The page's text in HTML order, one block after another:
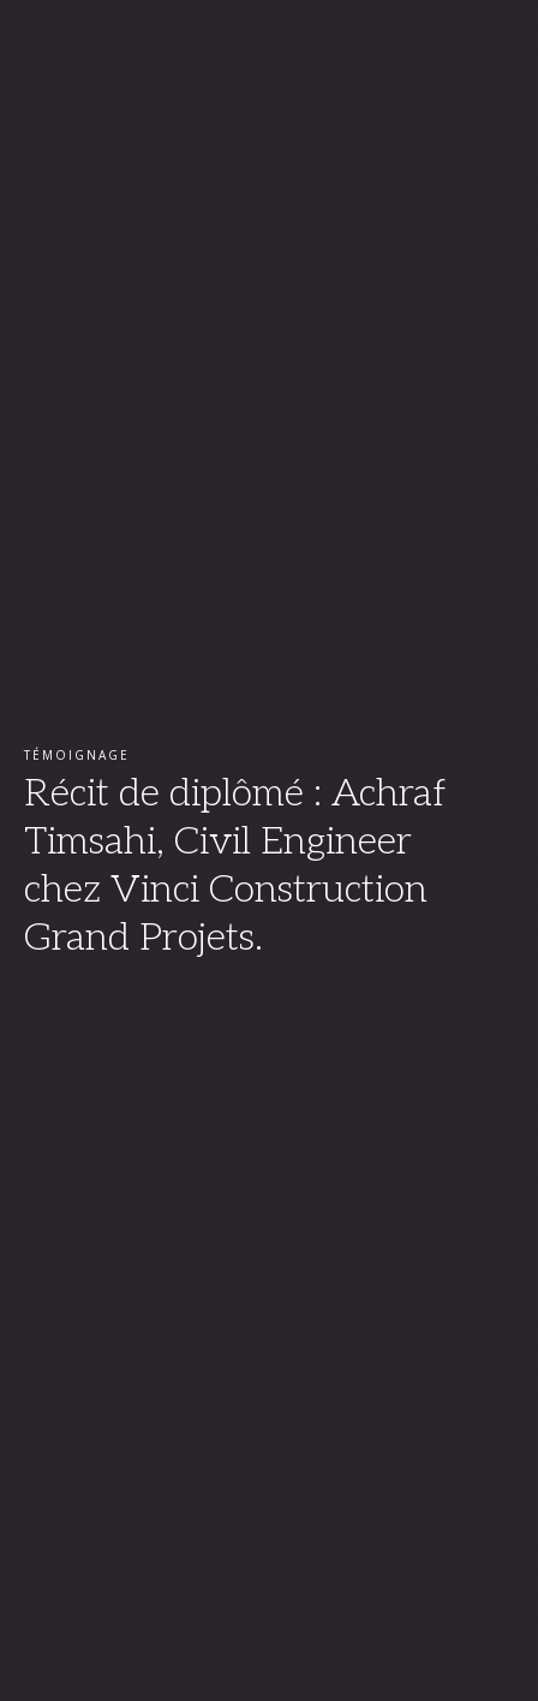
TÉMOIGNAGE
Récit de diplômé : Achraf
Timsahi, Civil Engineer
chez Vinci Construction
Grand Projets.